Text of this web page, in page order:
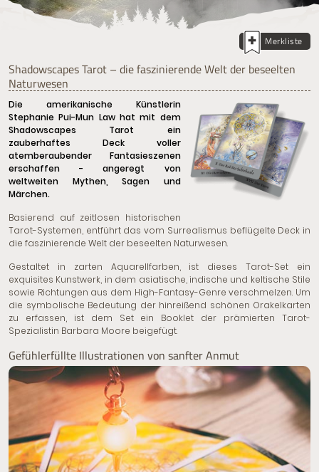
Merkliste
Shadowscapes Tarot – die faszinierende Welt der beseelten
Naturwesen
Die amerikanische Künstlerin
Stephanie Pui-Mun Law hat mit dem
Shadowscapes Tarot ein
zauberhaftes Deck voller
atemberaubender Fantasieszenen
erschaffen - angeregt von
weltweiten Mythen, Sagen und
Märchen.
Basierend auf zeitlosen historischen
Tarot-Systemen, entführt das vom Surrealismus beflügelte Deck in
die faszinierende Welt der beseelten Naturwesen.
Gestaltet in zarten Aquarellfarben, ist dieses Tarot-Set ein
exquisites Kunstwerk, in dem asiatische, indische und keltische Stile
sowie Richtungen aus dem High-Fantasy-Genre verschmelzen. Um
die symbolische Bedeutung der hinreißend schönen Orakelkarten
zu erfassen, ist dem Set ein Booklet der prämierten Tarot-
Spezialistin Barbara Moore beigefügt.
Gefühlerfüllte Illustrationen von sanfter Anmut